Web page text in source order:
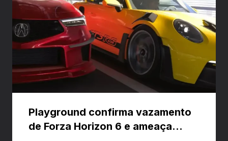
Playground confirma vazamento
de Forza Horizon 6 e ameaça